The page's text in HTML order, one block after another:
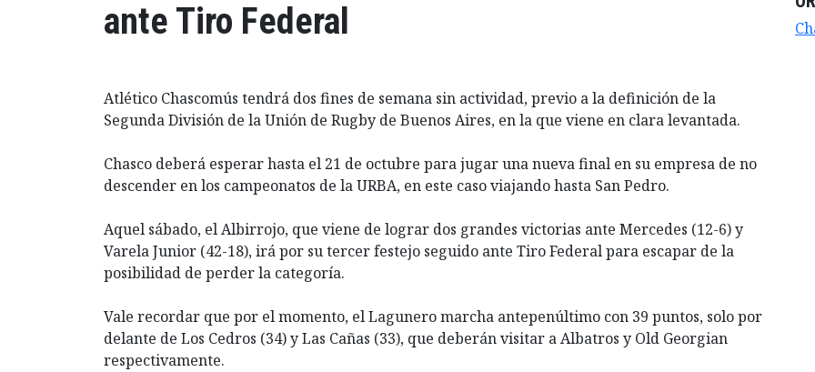
ante Tiro Federal
Atlético Chascomús tendrá dos fines de semana sin actividad, previo a la definición de la
Segunda División de la Unión de Rugby de Buenos Aires, en la que viene en clara levantada.
Chasco deberá esperar hasta el 21 de octubre para jugar una nueva final en su empresa de no
descender en los campeonatos de la URBA, en este caso viajando hasta San Pedro.
Aquel sábado, el Albirrojo, que viene de lograr dos grandes victorias ante Mercedes (12-6) y
Varela Junior (42-18), irá por su tercer festejo seguido ante Tiro Federal para escapar de la
posibilidad de perder la categoría.
Vale recordar que por el momento, el Lagunero marcha antepenúltimo con 39 puntos, solo por
delante de Los Cedros (34) y Las Cañas (33), que deberán visitar a Albatros y Old Georgian
respectivamente.